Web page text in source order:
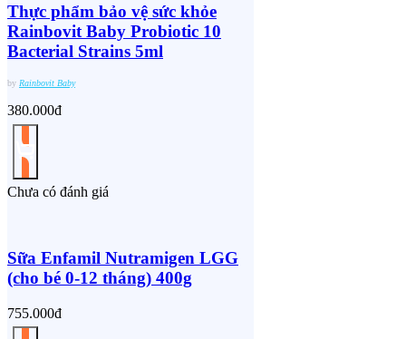
Thực phẩm bảo vệ sức khỏe
Rainbovit Baby Probiotic 10
Bacterial Strains 5ml
by Rainbovit Baby
380.000đ
Chưa có đánh giá
Sữa Enfamil Nutramigen LGG
(cho bé 0-12 tháng) 400g
755.000đ